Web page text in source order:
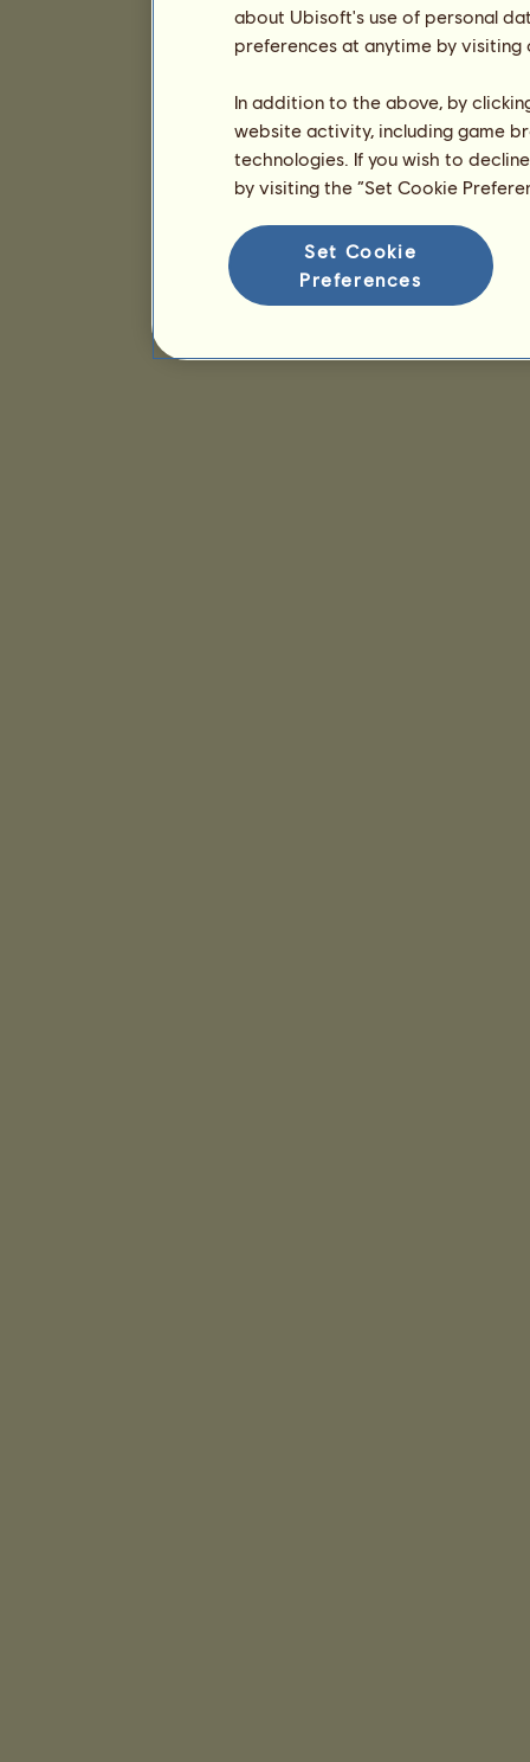
about Ubisoft's use of personal
preferences at anytime by
In addition to the above, by
website activity, including game
technologies. If you wish to
by visiting the “Set Cookie
Set Cookie
Preferences